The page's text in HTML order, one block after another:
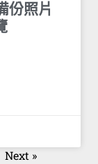
份照片
Next »